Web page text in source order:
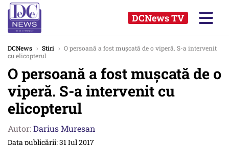
DCNews TV
DCNews › Stiri › O persoană a fost mușcată de o viperă. S-a intervenit
cu elicopterul
O persoană a fost mușcată de o
viperă. S-a intervenit cu
elicopterul
Autor:Darius Muresan
Data publicării: 31 Iul 2017